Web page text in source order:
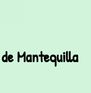
Mantequilla